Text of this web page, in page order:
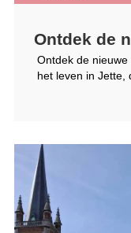
Ontdek de
Ontdek de
het leven in Jette,